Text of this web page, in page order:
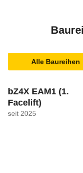
Alle Baureihen
bZ4X EAM1 (1.
Facelift)
seit 2025